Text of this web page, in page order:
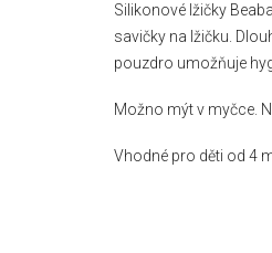
Silikonové lžičky
savičky na lžičku.
pouzdro umožňuje
Možno mýt v myčce.
Vhodné pro děti od 4